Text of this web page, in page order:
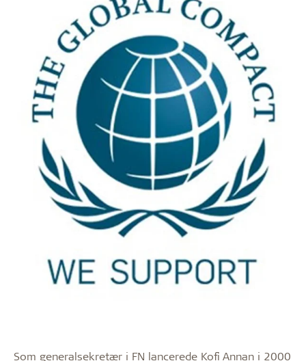
Som generalsekretær i FN lancerede Kofi Annan i 2000